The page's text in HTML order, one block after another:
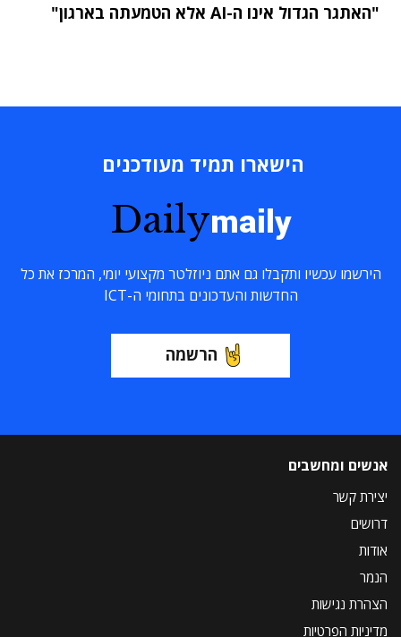
"האתגר הגדול אינו ה-AI אלא הטמעתה בארגון"
הישארו תמיד מעודכנים
Dailymaily
הירשמו עכשיו ותקבלו גם אתם ניוזלטר מקצועי יומי, המרכז את כל
החדשות והעדכונים בתחומי ה-ICT
הרשמה
אנשים ומחשבים
יצירת קשר
דרושים
אודות
הנמר
הצהרת נגישות
מדיניות הפרטיות